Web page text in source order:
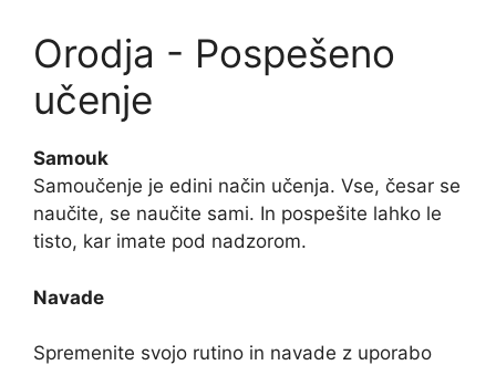
Orodja - Pospešeno
učenje
Samouk
Samoučenje je edini način učenja. Vse, česar se
naučite, se naučite sami. In pospešite lahko le
tisto, kar imate pod nadzorom.
Navade
Spremenite svojo rutino in navade z uporabo